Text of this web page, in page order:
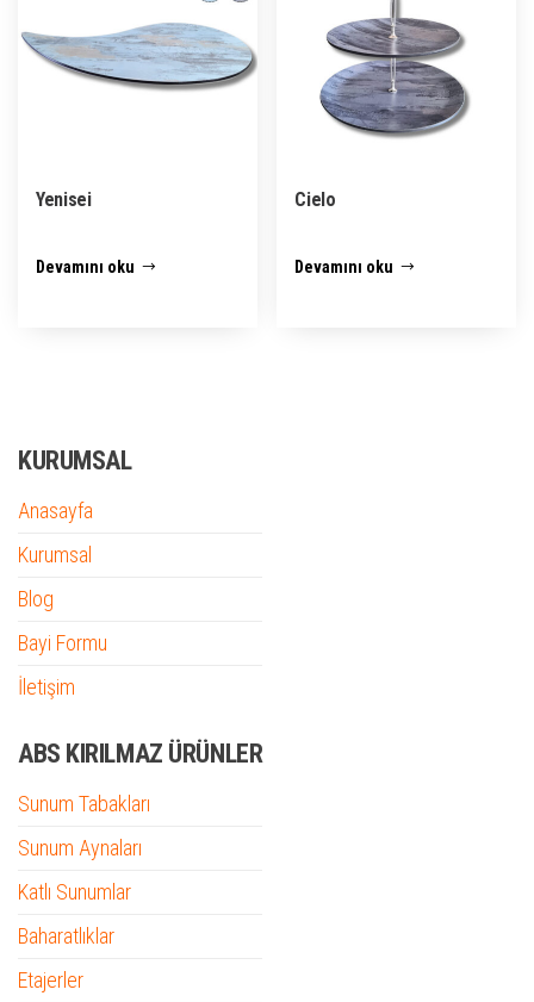
Yenisei
Devamını oku
Cielo
Devamını oku
KURUMSAL
Anasayfa
Kurumsal
Blog
Bayi Formu
İletişim
ABS KIRILMAZ ÜRÜNLER
Sunum Tabakları
Sunum Aynaları
Katlı Sunumlar
Baharatlıklar
Etajerler